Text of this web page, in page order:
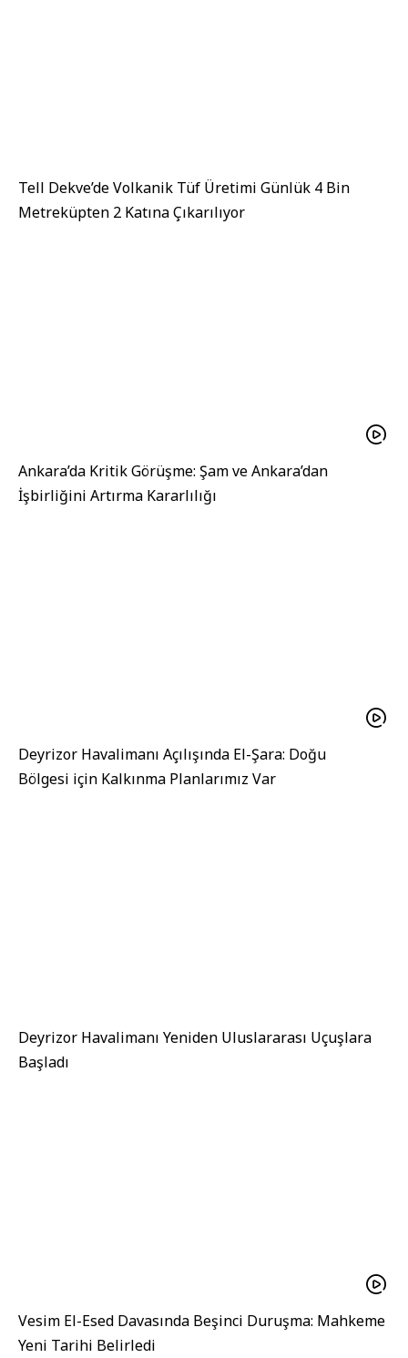
Tell Dekve’de Volkanik Tüf Üretimi Günlük 4 Bin
Metreküpten 2 Katına Çıkarılıyor
Ankara’da Kritik Görüşme: Şam ve Ankara’dan
İşbirliğini Artırma Kararlılığı
Deyrizor Havalimanı Açılışında El-Şara: Doğu
Bölgesi için Kalkınma Planlarımız Var
Deyrizor Havalimanı Yeniden Uluslararası Uçuşlara
Başladı
Vesim El-Esed Davasında Beşinci Duruşma: Mahkeme
Yeni Tarihi Belirledi